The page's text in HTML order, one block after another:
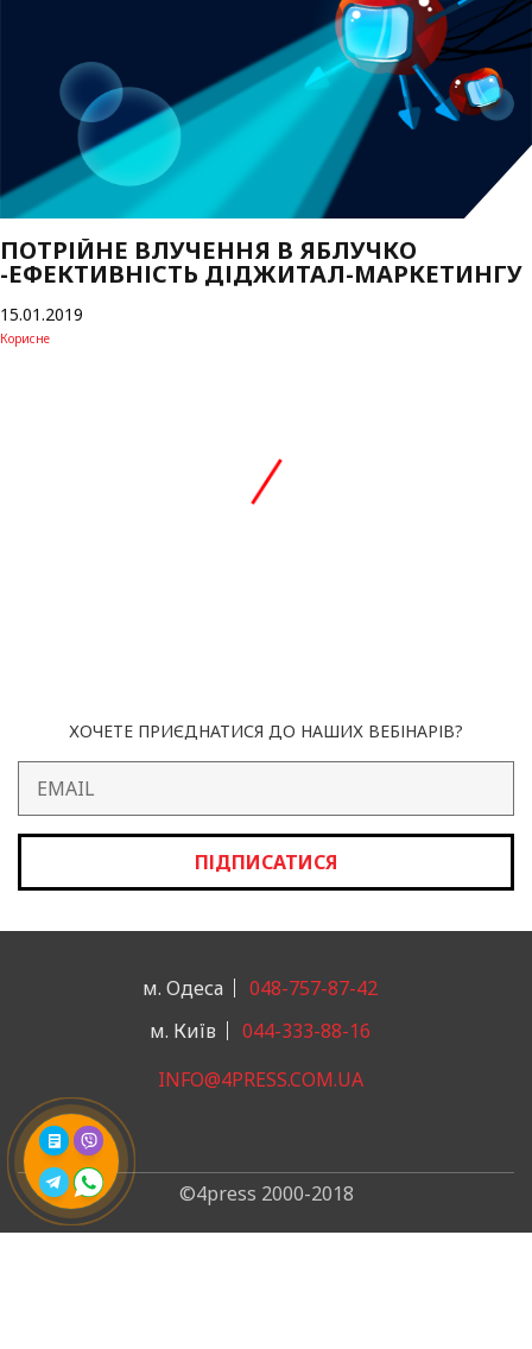
ПОТРІЙНЕ ВЛУЧЕННЯ В ЯБЛУЧКО
-ЕФЕКТИВНІСТЬ ДІДЖИТАЛ-МАРКЕТИНГУ
15.01.2019
Корисне
ХОЧЕТЕ ПРИЄДНАТИСЯ ДО НАШИХ ВЕБІНАРІВ?
ПІДПИСАТИСЯ
м. Одеса
048-757-87-42
м. Київ
044-333-88-16
INFO@4PRESS.COM.UA
©4press 2000-2018